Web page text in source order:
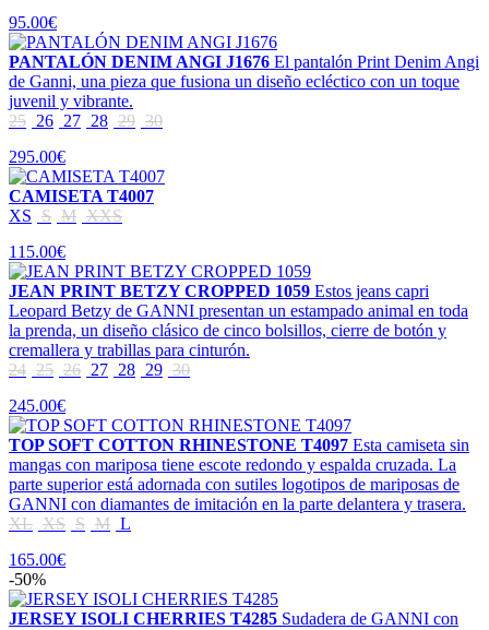
95.00€
PANTALÓN DENIM ANGI J1676 El pantalón Print Denim Angi
de Ganni, una pieza que fusiona un diseño ecléctico con un toque
juvenil y vibrante.
25 26 27 28 29 30
295.00€
CAMISETA T4007
XS S M XXS
115.00€
JEAN PRINT BETZY CROPPED 1059 Estos jeans capri
Leopard Betzy de GANNI presentan un estampado animal en toda
la prenda, un diseño clásico de cinco bolsillos, cierre de botón y
cremallera y trabillas para cinturón.
24 25 26 27 28 29 30
245.00€
TOP SOFT COTTON RHINESTONE T4097 Esta camiseta sin
mangas con mariposa tiene escote redondo y espalda cruzada. La
parte superior está adornada con sutiles logotipos de mariposas de
GANNI con diamantes de imitación en la parte delantera y trasera.
XL XS S M L
165.00€
-50%
JERSEY ISOLI CHERRIES T4285 Sudadera de GANNI con